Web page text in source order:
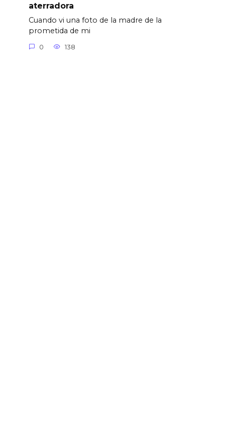
aterradora
Cuando vi una foto de la madre de la
prometida de mi
0 138